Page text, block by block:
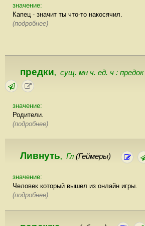
значение:
Капец - значит ты что-то накосячил.
(подробнее)
предки, сущ. мн ч. ед. ч : предок
значение:
Родители.
(подробнее)
Ливнуть, Гл (Геймеры)
значение:
Человек который вышел из онлайн игры.
(подробнее)